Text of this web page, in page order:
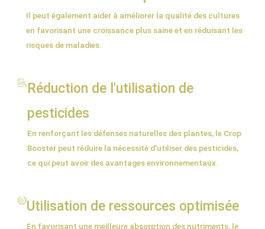
Il peut également aider à améliorer la qualité des cultures
en favorisant une croissance plus saine et en réduisant les
risques de maladies.
Réduction de l'utilisation de
pesticides
En renforçant les défenses naturelles des plantes, le Crop
Booster peut réduire la nécessité d'utiliser des pesticides,
ce qui peut avoir des avantages environnementaux.
Utilisation de ressources optimisée
En favorisant une meilleure absorption des nutriments, le